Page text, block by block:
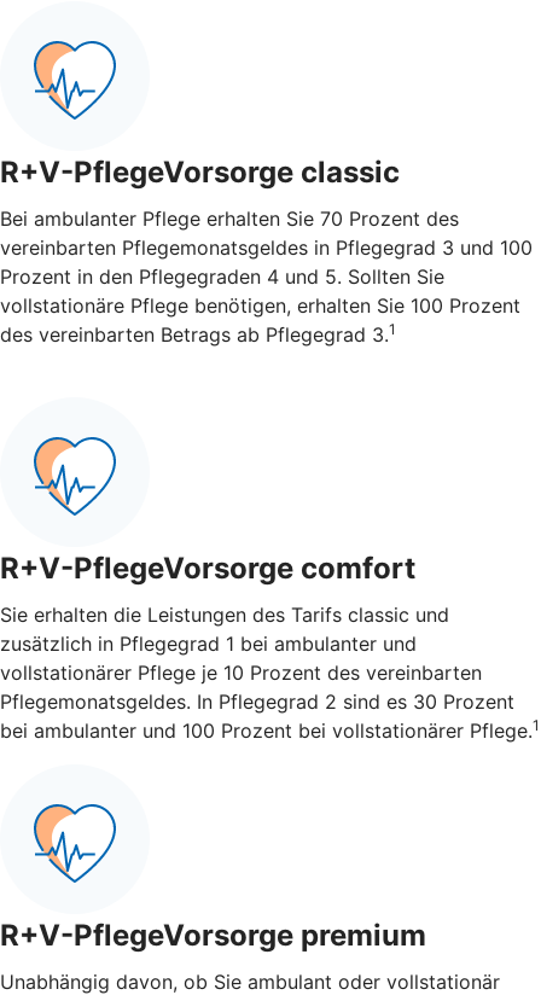
R+V-PflegeVorsorge classic
Bei ambulanter Pflege erhalten Sie 70 Prozent des
vereinbarten Pflegemonatsgeldes in Pflegegrad 3 und 100
Prozent in den Pflegegraden 4 und 5. Sollten Sie
vollstationäre Pflege benötigen, erhalten Sie 100 Prozent
des vereinbarten Betrags ab Pflegegrad 3.1
R+V-PflegeVorsorge comfort
Sie erhalten die Leistungen des Tarifs classic und
zusätzlich in Pflegegrad 1 bei ambulanter und
vollstationärer Pflege je 10 Prozent des vereinbarten
Pflegemonatsgeldes. In Pflegegrad 2 sind es 30 Prozent
bei ambulanter und 100 Prozent bei vollstationärer Pflege.1
R+V-PflegeVorsorge premium
Unabhängig davon, ob Sie ambulant oder vollstationär